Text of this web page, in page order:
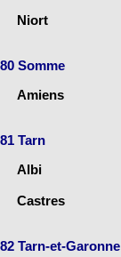
Niort
80 Somme
Amiens
81 Tarn
Albi
Castres
82 Tarn-et-Garonne